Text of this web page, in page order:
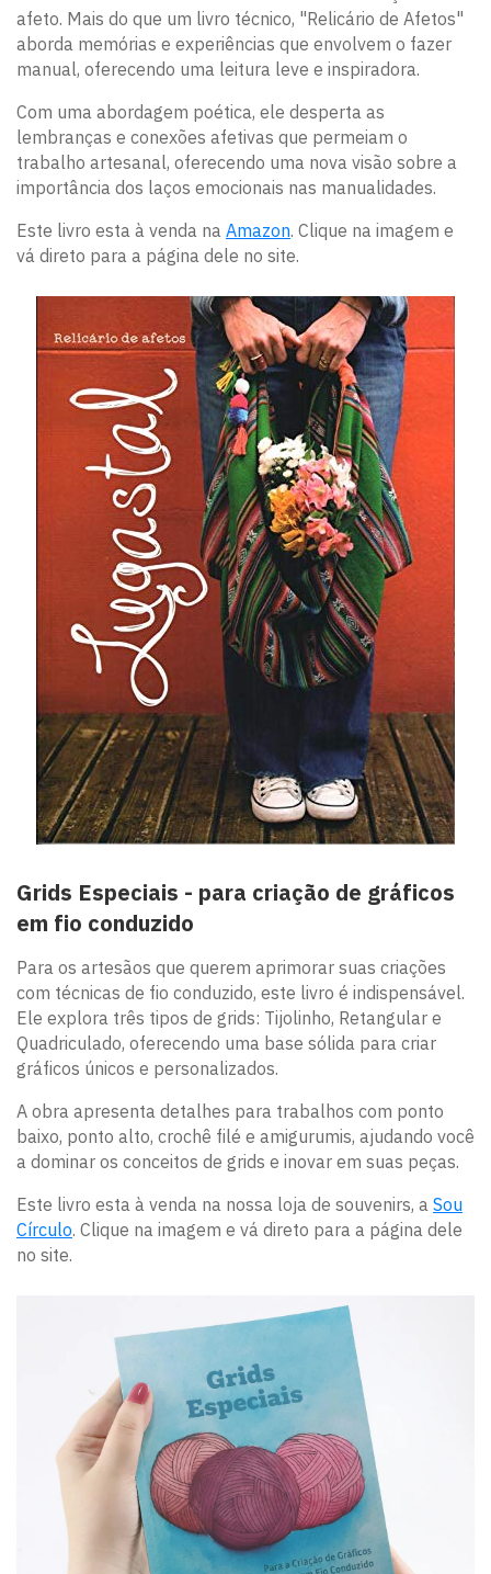
afeto. Mais do que um livro técnico, "Relicário de Afetos"
aborda memórias e experiências que envolvem o fazer
manual, oferecendo uma leitura leve e inspiradora.
Com uma abordagem poética, ele desperta as
lembranças e conexões afetivas que permeiam o
trabalho artesanal, oferecendo uma nova visão sobre a
importância dos laços emocionais nas manualidades.
Este livro esta à venda na Amazon. Clique na imagem e
vá direto para a página dele no site.
Grids Especiais - para criação de gráficos
em fio conduzido
Para os artesãos que querem aprimorar suas criações
com técnicas de fio conduzido, este livro é indispensável.
Ele explora três tipos de grids: Tijolinho, Retangular e
Quadriculado, oferecendo uma base sólida para criar
gráficos únicos e personalizados.
A obra apresenta detalhes para trabalhos com ponto
baixo, ponto alto, crochê filé e amigurumis, ajudando você
a dominar os conceitos de grids e inovar em suas peças.
Este livro esta à venda na nossa loja de souvenirs, a Sou
Círculo. Clique na imagem e vá direto para a página dele
no site.